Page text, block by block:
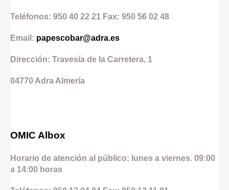
Teléfonos: 950 40 22 21 Fax: 950 56 02 48
Email: papescobar@adra.es
Dirección: Travesía de la Carretera, 1
04770 Adra Almería
OMIC Albox
Horario de atención al público: lunes a viernes. 09:00
a 14:00 horas